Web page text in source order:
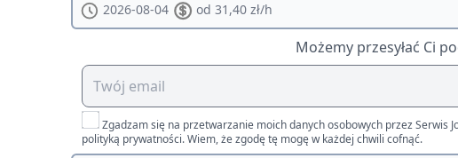
2026-08-04
od 31,40 zł/h
Możemy przesyłać Ci
Zgadzam się na przetwarzanie moich danych osobowych przez Serwis
polityką prywatności. Wiem, że zgodę tę mogę w każdej chwili cofnąć.